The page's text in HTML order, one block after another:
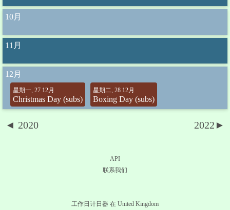
10月
11月
12月
星期一, 27 12月
Christmas Day (subs)
星期二, 28 12月
Boxing Day (subs)
◄ 2020 2022►
API
联系我们
工作日计日器 在 United Kingdom